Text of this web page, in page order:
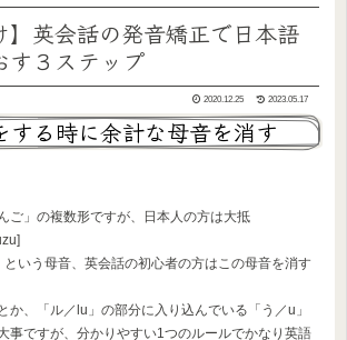
】英会話の発音矯正で日本語
す３ステップ
2020.12.25 2023.05.17
する時に余計な母音を消す
ご」の複数形ですが、日本人の方は大抵
いう母音、英会話の初心者の方はこの母音を消す
か、「ル／lu」の部分に入り込んでいる「う／u」
事ですが、分かりやすい1つのルールでかなり英語